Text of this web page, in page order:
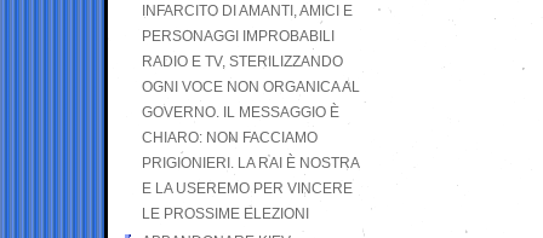
INFARCITO DI AMANTI, AMICI E
PERSONAGGI IMPROBABILI
RADIO E TV, STERILIZZANDO
OGNI VOCE NON ORGANICA AL
GOVERNO. IL MESSAGGIO È
CHIARO: NON FACCIAMO
PRIGIONIERI. LA RAI È NOSTRA
E LA USEREMO PER VINCERE
LE PROSSIME ELEZIONI